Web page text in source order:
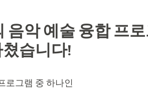
음악 예술 융합 프
쳤습니다!
로그램 중 하나인